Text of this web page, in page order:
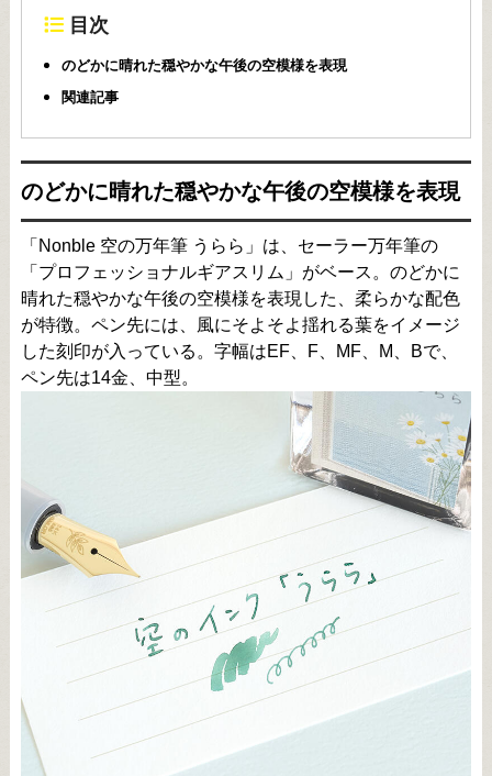
目次
のどかに晴れた穏やかな午後の空模様を表現
関連記事
のどかに晴れた穏やかな午後の空模様を表現
「Nonble 空の万年筆 うらら」は、セーラー万年筆の
「プロフェッショナルギアスリム」がベース。のどかに
晴れた穏やかな午後の空模様を表現した、柔らかな配色
が特徴。ペン先には、風にそよそよ揺れる葉をイメージ
した刻印が入っている。字幅はEF、F、MF、M、Bで、
ペン先は14金、中型。